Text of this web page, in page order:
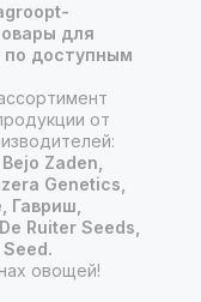
для
по доступным
от
Zaden,
Genetics,
Гавриш,
Ruiter Seeds,
Seed.
овощей!